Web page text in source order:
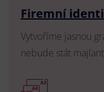
Firemní
Vytvoříme jasnou
nebude stát